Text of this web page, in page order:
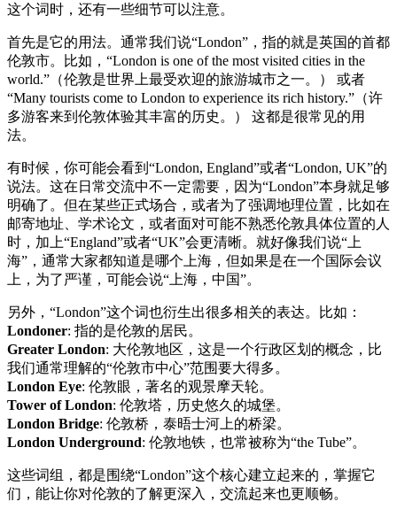
这个词时，还有一些细节可以注意。
首先是它的用法。通常我们说“London”，指的就是英国的首都
伦敦市。比如，“London is one of the most visited cities in the
world.”（伦敦是世界上最受欢迎的旅游城市之一。） 或者
“Many tourists come to London to experience its rich history.”（许
多游客来到伦敦体验其丰富的历史。） 这都是很常见的用
法。
有时候，你可能会看到“London, England”或者“London, UK”的
说法。这在日常交流中不一定需要，因为“London”本身就足够
明确了。但在某些正式场合，或者为了强调地理位置，比如在
邮寄地址、学术论文，或者面对可能不熟悉伦敦具体位置的人
时，加上“England”或者“UK”会更清晰。就好像我们说“上
海”，通常大家都知道是哪个上海，但如果是在一个国际会议
上，为了严谨，可能会说“上海，中国”。
另外，“London”这个词也衍生出很多相关的表达。比如：
Londoner: 指的是伦敦的居民。
Greater London: 大伦敦地区，这是一个行政区划的概念，比
我们通常理解的“伦敦市中心”范围要大得多。
London Eye: 伦敦眼，著名的观景摩天轮。
Tower of London: 伦敦塔，历史悠久的城堡。
London Bridge: 伦敦桥，泰晤士河上的桥梁。
London Underground: 伦敦地铁，也常被称为“the Tube”。
这些词组，都是围绕“London”这个核心建立起来的，掌握它
们，能让你对伦敦的了解更深入，交流起来也更顺畅。